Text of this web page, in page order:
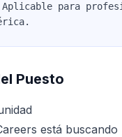
para
Puesto
está buscando